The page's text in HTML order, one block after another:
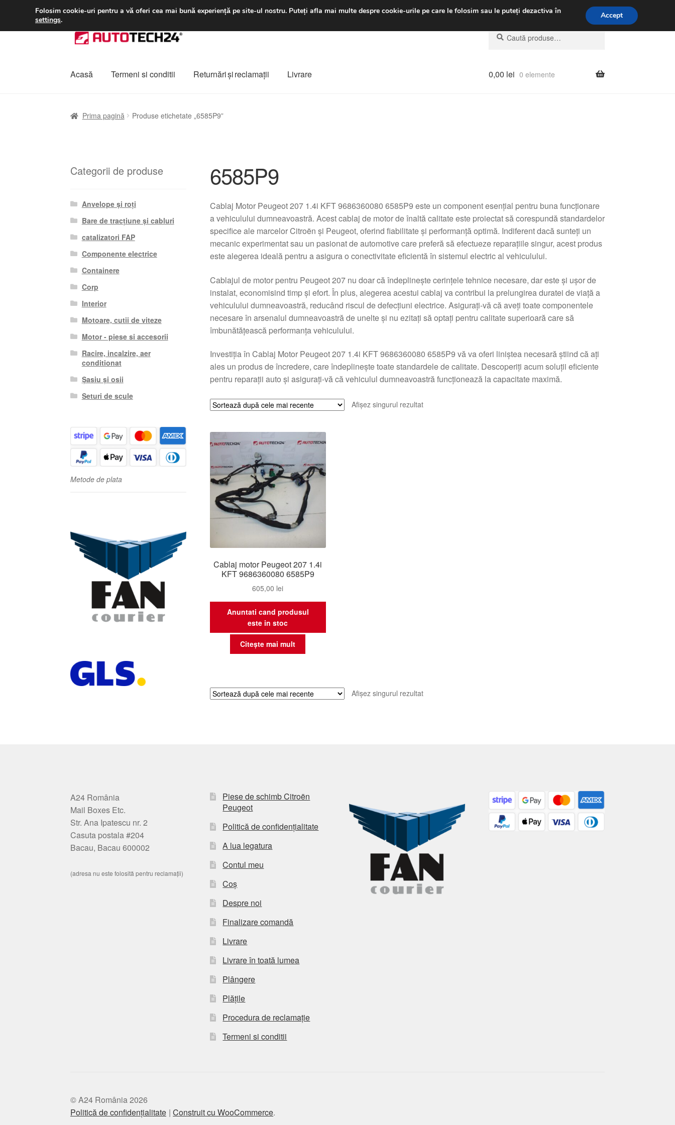
LIVRARE de la 33 lei luni-vineri 9 a.m. - 4 p.m.031 229 6816
Sari
la
Sari
la
Caută
după:
Caută
Acasă Termeni si conditii Returnări şi reclamații Livrare 0,00 lei 0 elemente
Prima pagină Produse etichetate „6585P9”
6585P9
Cablaj Motor Peugeot 207 1.4i KFT 9686360080 6585P9 este un component esențial pentru buna funcționare
a vehiculului dumneavoastră. Acest cablaj de motor de înaltă calitate este proiectat să corespundă standardelor
specifice ale marcelor Citroën și Peugeot, oferind fiabilitate și performanță optimă. Indiferent dacă sunteți un
mecanic experimentat sau un pasionat de automotive care preferă să efectueze reparațiile singur, acest produs
este alegerea ideală pentru a asigura o conectivitate eficientă în sistemul electric al vehiculului.
Cablajul de motor pentru Peugeot 207 nu doar că îndeplinește cerințele tehnice necesare, dar este și ușor de
instalat, economisind timp și efort. În plus, alegerea acestui cablaj va contribui la prelungirea duratei de viață a
vehiculului dumneavoastră, reducând riscul de defecțiuni electrice. Asigurați-vă că aveți toate componentele
necesare în arsenalul dumneavoastră de unelte și nu ezitați să optați pentru calitate superioară care să
îmbunătățească performanța vehiculului.
Investiția în Cablaj Motor Peugeot 207 1.4i KFT 9686360080 6585P9 vă va oferi liniștea necesară știind că ați
ales un produs de încredere, care îndeplinește toate standardele de calitate. Descoperiți acum soluții eficiente
pentru reparații auto și asigurați-vă că vehiculul dumneavoastră funcționează la capacitate maximă.
Afișez singurul rezultat
Cablaj motor Peugeot 207 1.4i
KFT 9686360080 6585P9
605,00 lei
Anuntati cand produsul
este in stoc
Citește mai mult
Afișez singurul rezultat
Categorii de produse
Anvelope și roți
Bare de tracțiune și cabluri
catalizatori FAP
Componente electrice
Containere
Corp
Interior
Motoare, cutii de viteze
Motor - piese si accesorii
Racire, incalzire, aer
conditionat
Șasiu și osii
Seturi de scule
Metode de plata
A24 România
Mail Boxes Etc.
Str. Ana Ipatescu nr. 2
Casuta postala #204
Bacau, Bacau 600002
(adresa nu este folosită pentru reclamații)
Piese de schimb Citroën
Peugeot
Politică de confidențialitate
A lua legatura
Contul meu
Coș
Despre noi
Finalizare comandă
Livrare
Livrare în toată lumea
Plângere
Plățile
Procedura de reclamație
Termeni si conditii
© A24 România 2026
Politică de confidențialitate Construit cu WooCommerce.
Folosim cookie-uri pentru a vă oferi cea mai bună experiență pe site-ul nostru. Puteți afla mai multe despre cookie-urile pe care le folosim sau le puteți dezactiva în
settings. Accept